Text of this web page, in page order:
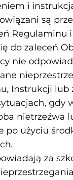
i
są
Regulaminu
do zaleceń
nie
Instrukcji lub
gdy
nietrzeźwa
po użyciu
za